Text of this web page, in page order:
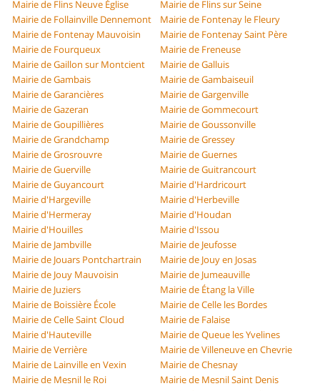
Mairie de Flins Neuve Église
Mairie de Flins sur Seine
Mairie de Follainville Dennemont
Mairie de Fontenay le Fleury
Mairie de Fontenay Mauvoisin
Mairie de Fontenay Saint Père
Mairie de Fourqueux
Mairie de Freneuse
Mairie de Gaillon sur Montcient
Mairie de Galluis
Mairie de Gambais
Mairie de Gambaiseuil
Mairie de Garancières
Mairie de Gargenville
Mairie de Gazeran
Mairie de Gommecourt
Mairie de Goupillières
Mairie de Goussonville
Mairie de Grandchamp
Mairie de Gressey
Mairie de Grosrouvre
Mairie de Guernes
Mairie de Guerville
Mairie de Guitrancourt
Mairie de Guyancourt
Mairie d'Hardricourt
Mairie d'Hargeville
Mairie d'Herbeville
Mairie d'Hermeray
Mairie d'Houdan
Mairie d'Houilles
Mairie d'Issou
Mairie de Jambville
Mairie de Jeufosse
Mairie de Jouars Pontchartrain
Mairie de Jouy en Josas
Mairie de Jouy Mauvoisin
Mairie de Jumeauville
Mairie de Juziers
Mairie de Étang la Ville
Mairie de Boissière École
Mairie de Celle les Bordes
Mairie de Celle Saint Cloud
Mairie de Falaise
Mairie d'Hauteville
Mairie de Queue les Yvelines
Mairie de Verrière
Mairie de Villeneuve en Chevrie
Mairie de Lainville en Vexin
Mairie de Chesnay
Mairie de Mesnil le Roi
Mairie de Mesnil Saint Denis